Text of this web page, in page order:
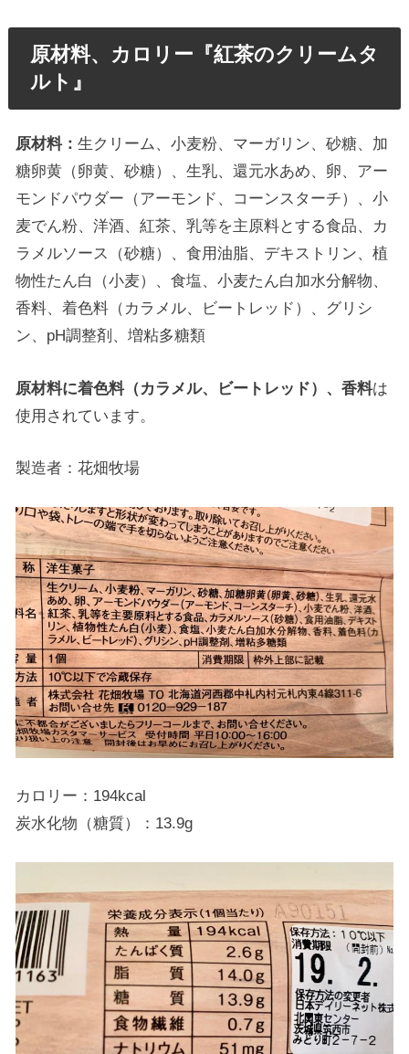
原材料、カロリー『紅茶のクリームタ
ルト』
原材料：生クリーム、小麦粉、マーガリン、砂糖、加
糖卵黄（卵黄、砂糖）、生乳、還元水あめ、卵、アー
モンドパウダー（アーモンド、コーンスターチ）、小
麦でん粉、洋酒、紅茶、乳等を主原料とする食品、カ
ラメルソース（砂糖）、食用油脂、デキストリン、植
物性たん白（小麦）、食塩、小麦たん白加水分解物、
香料、着色料（カラメル、ビートレッド）、グリシ
ン、pH調整剤、増粘多糖類
原材料に着色料（カラメル、ビートレッド）、香料は
使用されています。
製造者：花畑牧場
カロリー：194kcal
炭水化物（糖質）：13.9g